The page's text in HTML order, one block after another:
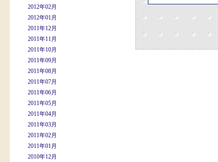
2012年02月
2012年01月
2011年12月
2011年11月
2011年10月
2011年09月
2011年08月
2011年07月
2011年06月
2011年05月
2011年04月
2011年03月
2011年02月
2011年01月
2010年12月